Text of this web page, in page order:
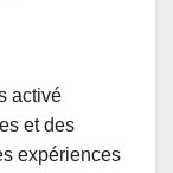
activé
et des
expériences